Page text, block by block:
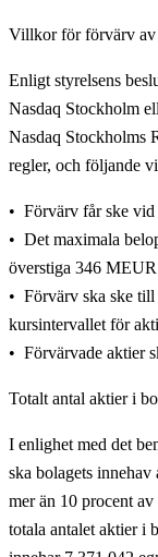
Villkor för förvärv av
Enligt styrelsens
Nasdaq Stockholm
Nasdaq Stockholms
regler, och följande
Förvärv får ske vid
Det maximala
överstiga 346
Förvärv ska ske
kursintervallet för
Förvärvade aktier
Totalt antal aktier i
I enlighet med det
ska bolagets
mer än 10 procent
totala antalet aktier i